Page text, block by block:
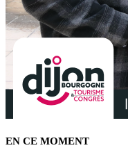
EN CE MOMENT